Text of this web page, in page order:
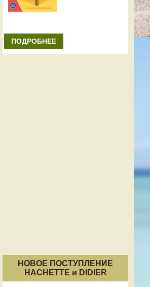
ПОДРОБНЕЕ
НОВОЕ ПОСТУПЛЕНИЕ
HACHETTE и DIDIER